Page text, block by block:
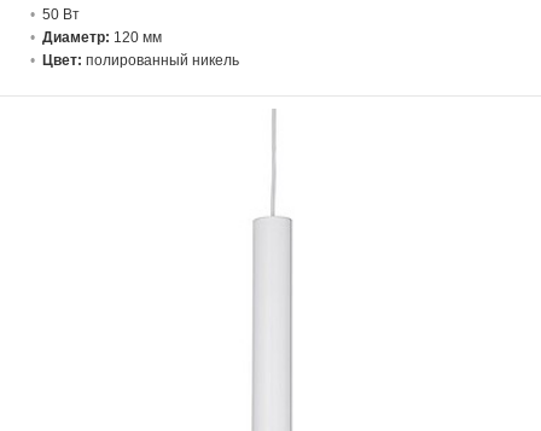
50 Вт
Диаметр: 120 мм
Цвет: полированный никель